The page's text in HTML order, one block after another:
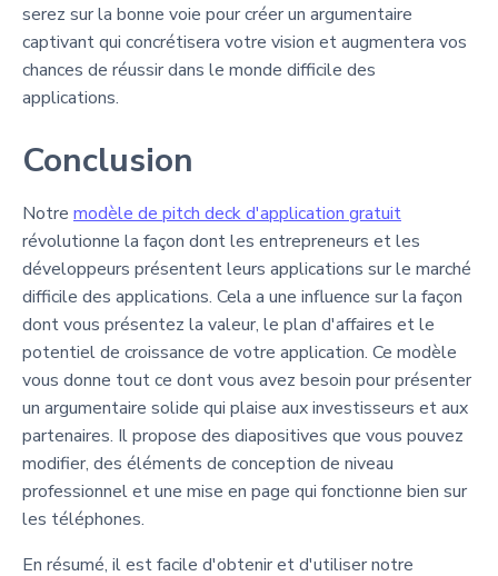
serez sur la bonne voie pour créer un argumentaire
captivant qui concrétisera votre vision et augmentera vos
chances de réussir dans le monde difficile des
applications.
Conclusion
Notre modèle de pitch deck d'application gratuit
révolutionne la façon dont les entrepreneurs et les
développeurs présentent leurs applications sur le marché
difficile des applications. Cela a une influence sur la façon
dont vous présentez la valeur, le plan d'affaires et le
potentiel de croissance de votre application. Ce modèle
vous donne tout ce dont vous avez besoin pour présenter
un argumentaire solide qui plaise aux investisseurs et aux
partenaires. Il propose des diapositives que vous pouvez
modifier, des éléments de conception de niveau
professionnel et une mise en page qui fonctionne bien sur
les téléphones.
En résumé, il est facile d'obtenir et d'utiliser notre